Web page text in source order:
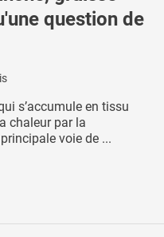
question de
s’accumule en tissu
chaleur par la
voie de ...